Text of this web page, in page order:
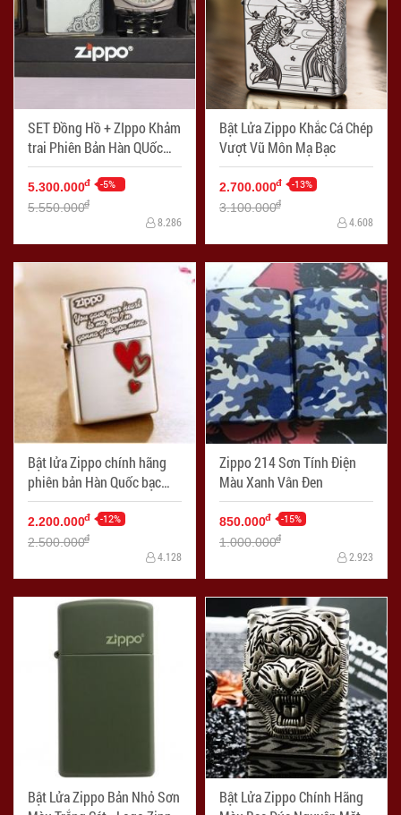
SET Đồng Hồ + ZIppo Khảm
trai Phiên Bản Hàn QUốc
Sản Xuất Năm 2006
5.300.000đ -5%
5.550.000đ
8.286
Bật Lửa Zippo Khắc Cá Chép
Vượt Vũ Môn Mạ Bạc
2.700.000đ -13%
3.100.000đ
4.608
Bật lửa Zippo chính hãng
phiên bản Hàn Quốc bạc
trái tim tình yêu
2.200.000đ -12%
2.500.000đ
4.128
Zippo 214 Sơn Tính Điện
Màu Xanh Vân Đen
850.000đ -15%
1.000.000đ
2.923
Bật Lửa Zippo Bản Nhỏ Sơn
Bật Lửa Zippo Chính Hãng